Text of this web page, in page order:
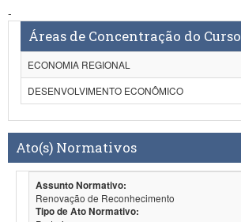
-
Áreas de Concentração do Curso
ECONOMIA REGIONAL
DESENVOLVIMENTO ECONÔMICO
Ato(s) Normativos
Assunto Normativo:
Renovação de Reconhecimento
Tipo de Ato Normativo: